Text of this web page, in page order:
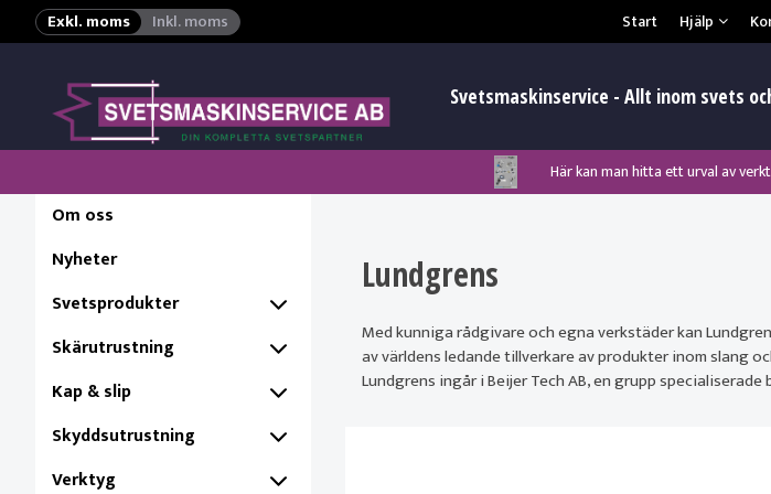
Exkl. moms Inkl. moms Start Hjälp
Säkerhet & Cookies
Svetsmaskinservice - Allt inom svets
Klicka här för att se alla våra
Här kan man hitta ett urval av
Nyhet! Lägesställare,
Nyhet! Tig-svets från
Nyhet! Tig-svets Minarc
Nyhet! Nya PAPR-
Nyhet! MinarcMig 190 Auto och
Om oss
Nyheter
Svetsprodukter
Skärutrustning
Kap & slip
Skyddsutrustning
Verktyg
Lundgrens
Med kunniga rådgivare och egna verkstäder kan
av världens ledande tillverkare av produkter inom slang
Lundgrens ingår i Beijer Tech AB, en grupp